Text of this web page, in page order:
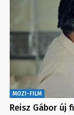
MOZI-FILM
Reisz Gábor új